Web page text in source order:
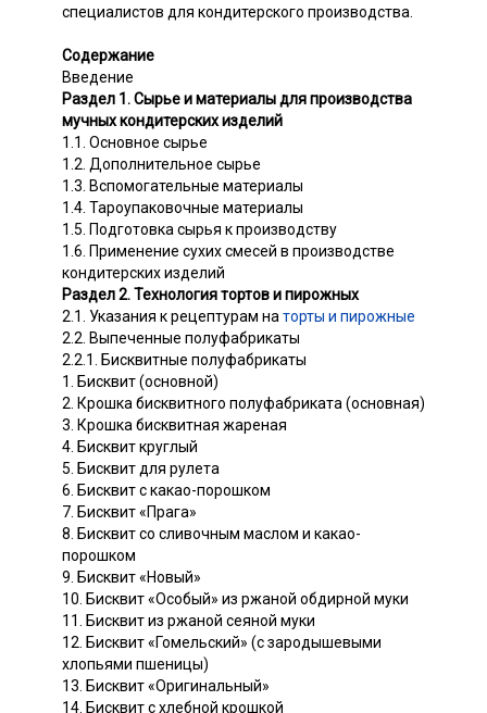
специалистов для кондитерского производства.
Содержание
Введение
Раздел 1. Сырье и материалы для производства
мучных кондитерских изделий
1.1. Основное сырье
1.2. Дополнительное сырье
1.3. Вспомогательные материалы
1.4. Тароупаковочные материалы
1.5. Подготовка сырья к производству
1.6. Применение сухих смесей в производстве
кондитерских изделий
Раздел 2. Технология тортов и пирожных
2.1. Указания к рецептурам на торты и пирожные
2.2. Выпеченные полуфабрикаты
2.2.1. Бисквитные полуфабрикаты
1. Бисквит (основной)
2. Крошка бисквитного полуфабриката (основная)
3. Крошка бисквитная жареная
4. Бисквит круглый
5. Бисквит для рулета
6. Бисквит с какао-порошком
7. Бисквит «Прага»
8. Бисквит со сливочным маслом и какао-
порошком
9. Бисквит «Новый»
10. Бисквит «Особый» из ржаной обдирной муки
11. Бисквит из ржаной сеяной муки
12. Бисквит «Гомельский» (с зародышевыми
хлопьями пшеницы)
13. Бисквит «Оригинальный»
14. Бисквит с хлебной крошкой